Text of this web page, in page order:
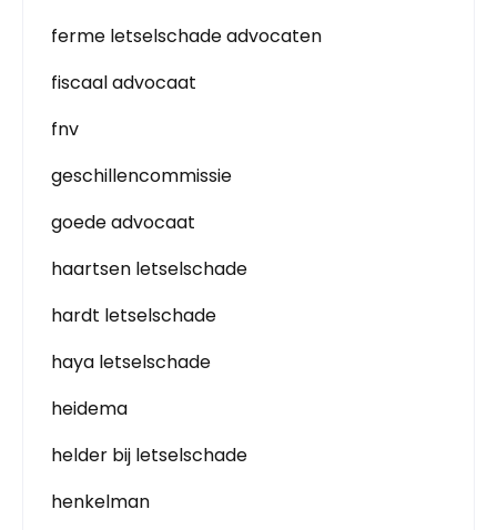
ferme letselschade advocaten
fiscaal advocaat
fnv
geschillencommissie
goede advocaat
haartsen letselschade
hardt letselschade
haya letselschade
heidema
helder bij letselschade
henkelman